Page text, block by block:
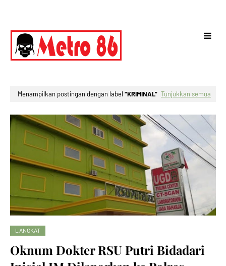
Menampilkan postingan dengan label KRIMINAL Tunjukkan semua
LANGKAT
Oknum Dokter RSU Putri Bidadari